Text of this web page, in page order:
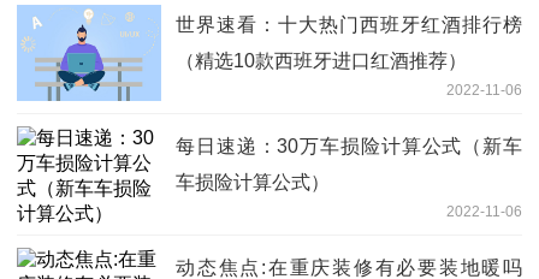
世界速看：十大热门西班牙红酒排行榜
（精选10款西班牙进口红酒推荐）
2022-11-06
每日速递：30万车损险计算公式（新车
车损险计算公式）
2022-11-06
动态焦点:在重庆装修有必要装地暖吗